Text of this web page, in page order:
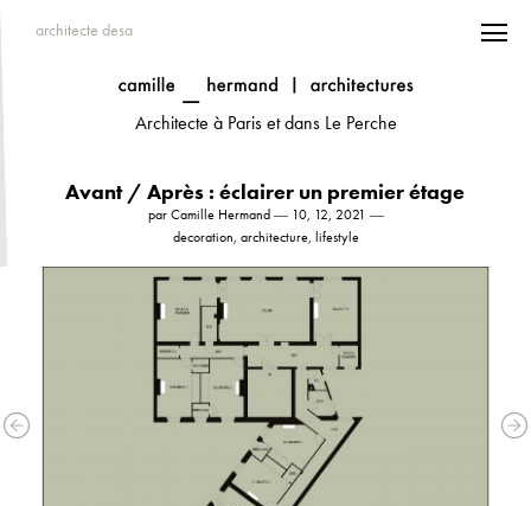
architecte desa
Architecte à Paris et dans Le Perche
Avant / Après : éclairer un premier étage
par Camille Hermand ― 10, 12, 2021 ―
decoration, architecture, lifestyle